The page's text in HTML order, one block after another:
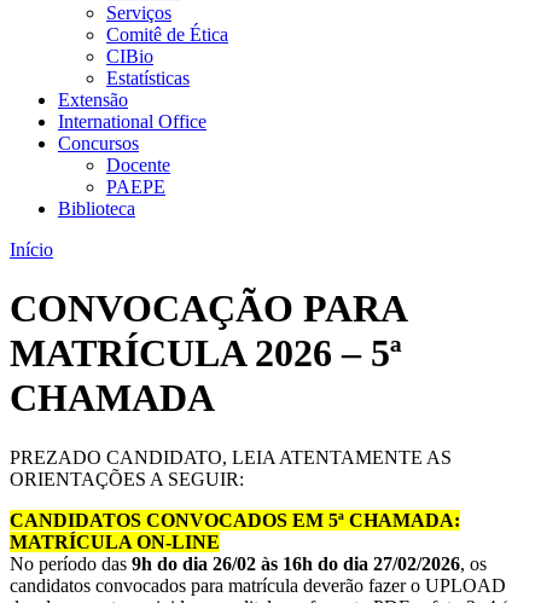
Serviços
Comitê de Ética
CIBio
Estatísticas
Extensão
International Office
Concursos
Docente
PAEPE
Biblioteca
Início
CONVOCAÇÃO PARA
MATRÍCULA 2026 – 5ª
CHAMADA
PREZADO CANDIDATO, LEIA ATENTAMENTE AS
ORIENTAÇÕES A SEGUIR:
CANDIDATOS CONVOCADOS EM 5ª CHAMADA:
MATRÍCULA ON-LINE
No período das 9h do dia 26/02 às 16h do dia 27/02/2026, os
candidatos convocados para matrícula deverão fazer o UPLOAD